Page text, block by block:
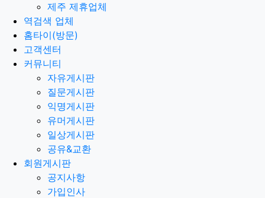
제주 제휴업체
역검색 업체
홈타이(방문)
고객센터
커뮤니티
자유게시판
질문게시판
익명게시판
유머게시판
일상게시판
공유&교환
회원게시판
공지사항
가입인사